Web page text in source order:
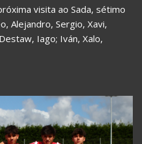
visita ao Sada, sétimo
Alejandro, Sergio, Xavi,
Iago; Iván, Xalo,